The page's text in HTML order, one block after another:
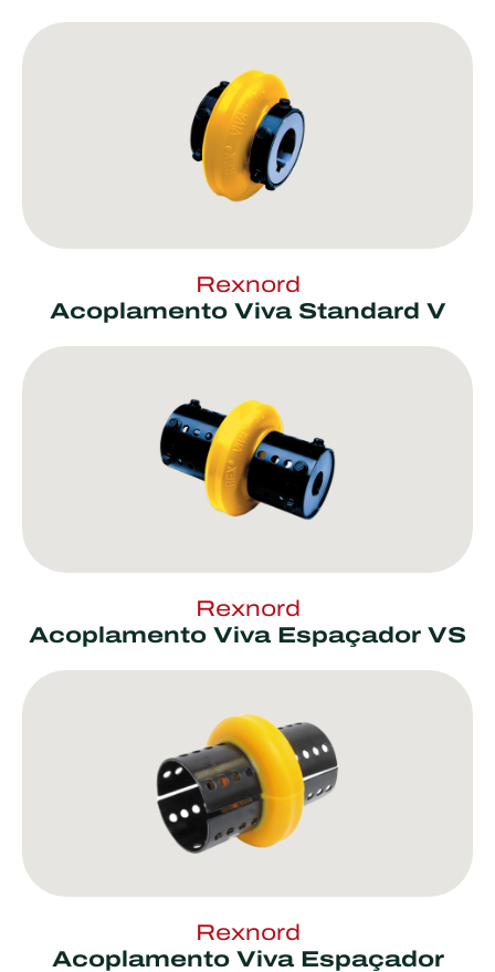
Rexnord
Acoplamento Viva Standard V
Rexnord
Acoplamento Viva Espaçador VS
Rexnord
Acoplamento Viva Espaçador